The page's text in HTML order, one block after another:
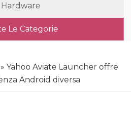
Hardware
Le Categorie
» Yahoo Aviate Launcher offre
Android diversa